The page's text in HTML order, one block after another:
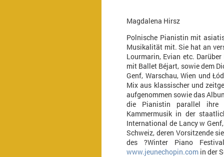
Magdalena Hirsz
Polnische Pianistin mit
Musikalität mit. Sie hat an
Lourmarin, Evian etc.
mit Ballet Béjart, sowie dem
Genf, Warschau, Wien und
Mix aus klassischer und
aufgenommen sowie das
die Pianistin parallel ihre
Kammermusik in der
International de Lancy w
Schweiz, deren Vorsitzende
des ?Winter Piano
www.jeunechopin.com in der